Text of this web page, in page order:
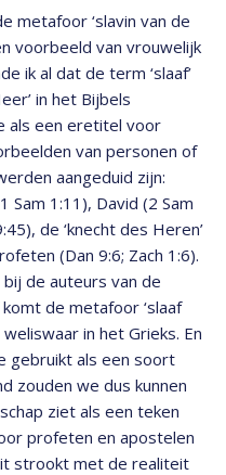
metafoor ‘slavin van de
voorbeeld van vrouwelijk
ik al dat de term ‘slaaf’
in het Bijbels
als een eretitel voor
van personen of
aangeduid zijn:
Sam 1:11), David (2 Sam
de ‘knecht des Heren’
(Dan 9:6; Zach 1:6).
de auteurs van de
de metafoor ‘slaaf
in het Grieks. En
gebruikt als een soort
zouden we dus kunnen
ziet als een teken
profeten en apostelen
strookt met de realiteit